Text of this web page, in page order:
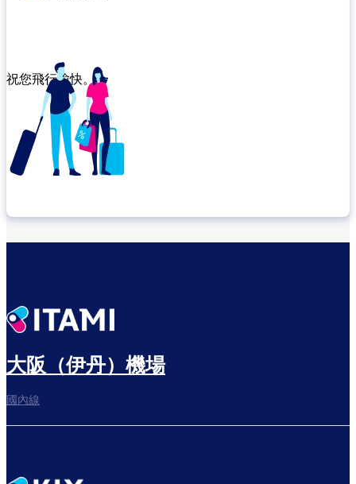
祝您飛行愉快。
往登機門
大阪（伊丹）機場
國內線